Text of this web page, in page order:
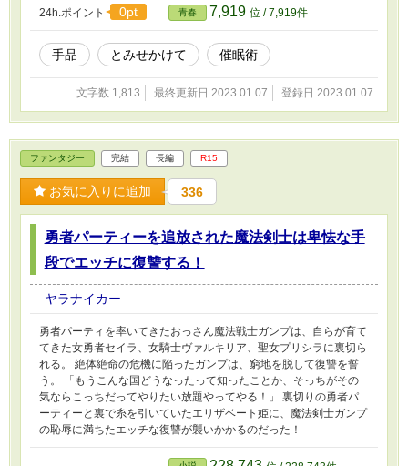
24h.ポイント 0pt 青春 7,919 位 / 7,919件
手品 とみせかけて 催眠術
文字数 1,813 最終更新日 2023.01.07 登録日 2023.01.07
ファンタジー 完結 長編 R15
お気に入りに追加 336
勇者パーティーを追放された魔法剣士は卑怯な手
段でエッチに復讐する！
ヤラナイカー
勇者パーティを率いてきたおっさん魔法戦士ガンプは、自らが育て
てきた女勇者セイラ、女騎士ヴァルキリア、聖女プリシラに裏切ら
れる。 絶体絶命の危機に陥ったガンプは、窮地を脱して復讐を誓
う。 「もうこんな国どうなったって知ったことか、そっちがその
気ならこっちだってやりたい放題やってやる！」 裏切りの勇者パ
ーティーと裏で糸を引いていたエリザベート姫に、魔法剣士ガンプ
の恥辱に満ちたエッチな復讐が襲いかかるのだった！